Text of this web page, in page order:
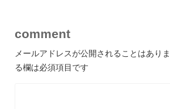
comment
メールアドレスが公開されることはありま
る欄は必須項目です